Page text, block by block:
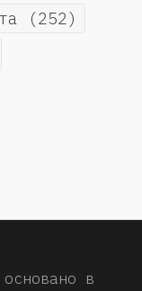
(252)
в